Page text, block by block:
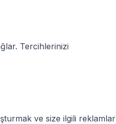
Tercihlerinizi
ve size ilgili reklamlar